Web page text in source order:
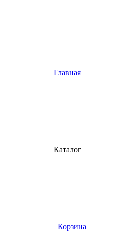
Главная
Каталог
Корзина